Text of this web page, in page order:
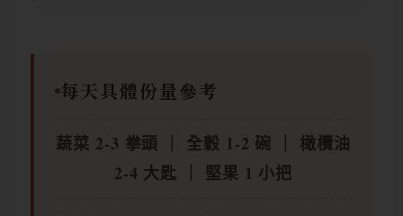
每天具體份量參考
蔬菜 2-3 拳頭 ｜ 全穀 1-2 碗 ｜ 橄欖油
2-4 大匙 ｜ 堅果 1 小把